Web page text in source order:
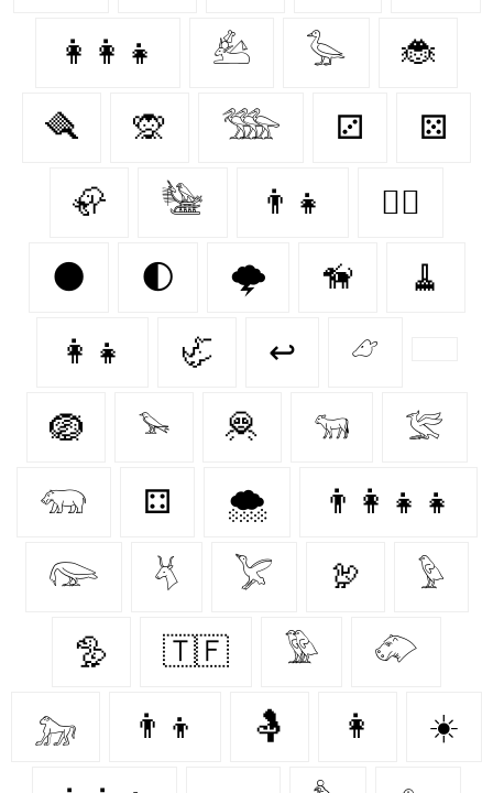
👩‍👩‍👧 𓃕 𓅭 🐞
🪮 🙊 𓅢 ⚂ ⚄
🦣 𓅋 👨‍👧 🐕‍🦺
🌑 🌓 🌩️ 🦮 🧹
👩‍👧 🦏 ↩ 𓃿
🪺 𓅩 🦧 𓃔 𓅛
𓃯 ⚃ 🌨️ 👨‍👩‍👧‍👧
𓅼 𓄃 𓅯 🦃 𓅱
🦤 🇹🇫 𓅳 𓄁
𓃷 👨‍👦 🤱 👩‍ ☀️